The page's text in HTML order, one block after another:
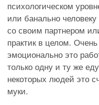
психологическом
или банально
со своим партнером
практик в целом.
эмоционально это
только одну и ту же
некоторых людей это
муки.